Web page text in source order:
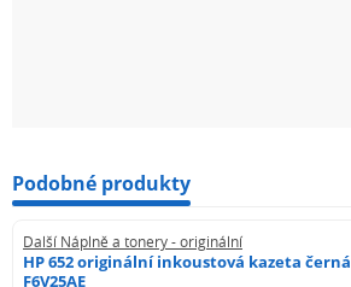
Podobné produkty
Další Náplně a tonery - originální
HP 652 originální inkoustová kazeta černá
F6V25AE